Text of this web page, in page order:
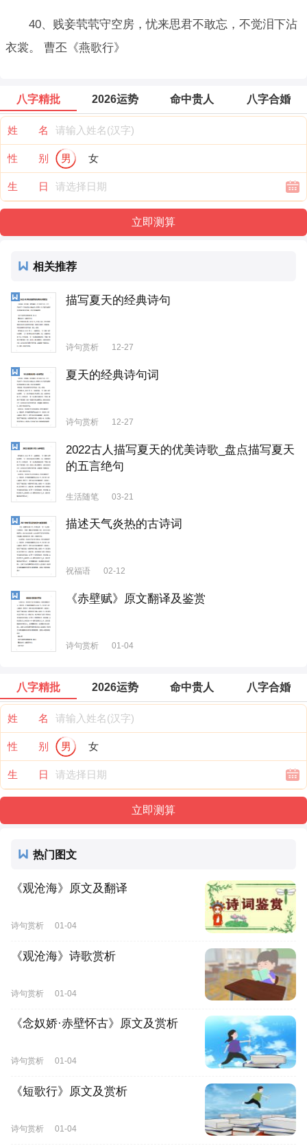
40、贱妾茕茕守空房，忧来思君不敢忘，不觉泪下沾
衣裳。 曹丕《燕歌行》
八字精批 2026运势 命中贵人 八字合婚
姓 名
性 别 男 女
生 日
相关推荐
描写夏天的经典诗句
诗句赏析 12-27
夏天的经典诗句词
诗句赏析 12-27
2022古人描写夏天的优美诗歌_盘点描写夏天
的五言绝句
生活随笔 03-21
描述天气炎热的古诗词
祝福语 02-12
《赤壁赋》原文翻译及鉴赏
诗句赏析 01-04
八字精批 2026运势 命中贵人 八字合婚
姓 名
性 别 男 女
生 日
热门图文
《观沧海》原文及翻译
诗句赏析 01-04
《观沧海》诗歌赏析
诗句赏析 01-04
《念奴娇·赤壁怀古》原文及赏析
诗句赏析 01-04
《短歌行》原文及赏析
诗句赏析 01-04